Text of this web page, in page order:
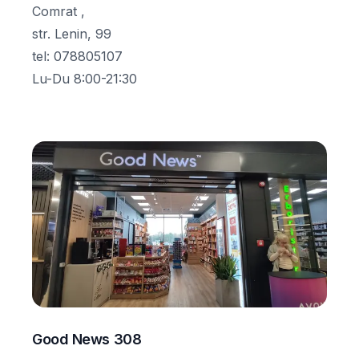
Comrat ,
str. Lenin, 99
tel: 078805107
Lu-Du 8:00-21:30
Good News 308